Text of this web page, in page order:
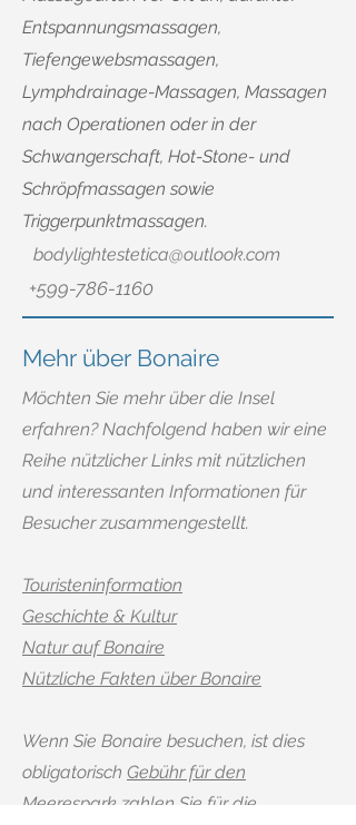
Entspannungsmassagen,
Tiefengewebsmassagen,
Lymphdrainage-Massagen, Massagen
nach Operationen oder in der
Schwangerschaft, Hot-Stone- und
Schröpfmassagen sowie
Triggerpunktmassagen.
bodylightestetica@outlook.com
+599-786-1160
Mehr über Bonaire
Möchten Sie mehr über die Insel
erfahren? Nachfolgend haben wir eine
Reihe nützlicher Links mit nützlichen
und interessanten Informationen für
Besucher zusammengestellt.
Touristeninformation
Geschichte & Kultur
Natur auf Bonaire
Nützliche Fakten über Bonaire
Wenn Sie Bonaire besuchen, ist dies
obligatorisch Gebühr für den
Meerespark zahlen Sie für die